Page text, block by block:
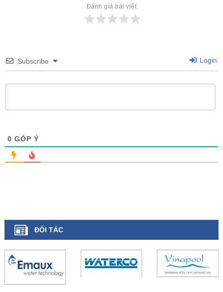
Đánh giá bài viết
Subscribe Login
0 GÓP Ý
ĐỐI TÁC